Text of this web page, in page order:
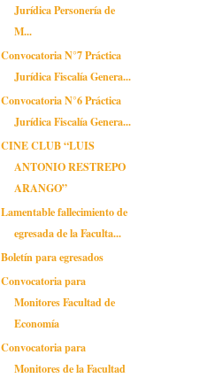
Jurídica Personería de
M...
Convocatoria N°7 Práctica
Jurídica Fiscalía Genera...
Convocatoria N°6 Práctica
Jurídica Fiscalía Genera...
CINE CLUB “LUIS
ANTONIO RESTREPO
ARANGO”
Lamentable fallecimiento de
egresada de la Faculta...
Boletín para egresados
Convocatoria para
Monitores Facultad de
Economía
Convocatoria para
Monitores de la Facultad